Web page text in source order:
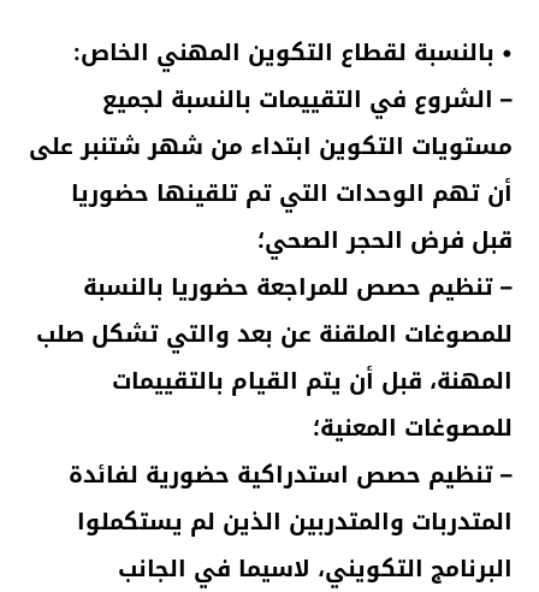
• بالنسبة لقطاع التكوين المهني الخاص:
– الشروع في التقييمات بالنسبة لجميع
مستويات التكوين ابتداء من شهر شتنبر على
أن تهم الوحدات التي تم تلقينها حضوريا
قبل فرض الحجر الصحي؛
– تنظيم حصص للمراجعة حضوريا بالنسبة
للمصوغات الملقنة عن بعد والتي تشكل صلب
المهنة، قبل أن يتم القيام بالتقييمات
للمصوغات المعنية؛
– تنظيم حصص استدراكية حضورية لفائدة
المتدربات والمتدربين الذين لم يستكملوا
البرنامج التكويني، لاسيما في الجانب